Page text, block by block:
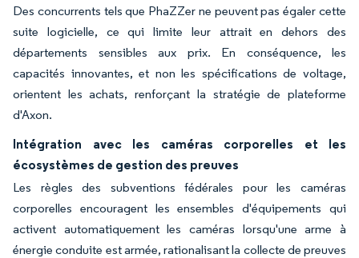
Des concurrents tels que PhaZZer ne peuvent pas égaler cette
suite logicielle, ce qui limite leur attrait en dehors des
départements sensibles aux prix. En conséquence, les
capacités innovantes, et non les spécifications de voltage,
orientent les achats, renforçant la stratégie de plateforme
d'Axon.
Intégration avec les caméras corporelles et les
écosystèmes de gestion des preuves
Les règles des subventions fédérales pour les caméras
corporelles encouragent les ensembles d'équipements qui
activent automatiquement les caméras lorsqu'une arme à
énergie conduite est armée, rationalisant la collecte de preuves